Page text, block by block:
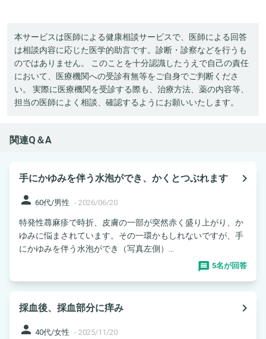
本サービスは医師による健康相談サービスで、医師による回答
は相談内容に応じた医学的助言です。診断・診察などを行うも
のではありません。 このことを十分認識したうえで自己の責任
において、医療機関への受診有無等をご自身でご判断くださ
い。 実際に医療機関を受診する際も、治療方法、薬の内容等、
担当の医師によく相談、確認するようにお願いいたします。
関連Q＆A
手にかゆみを伴う水泡ができ、かくとつぶれます
navigate_next
person 60代/男性 - 2026/06/20
特発性蕁麻疹で時折、皮膚の一部が突然赤く盛り上がり、か
ゆみに悩まされています。その一環かもしれないですが、手
にかゆみを伴う水泡ができ（写真左側）...
5名が回答
採血後、採血部分に痒み
navigate_next
person 40代/女性 - 2025/11/20